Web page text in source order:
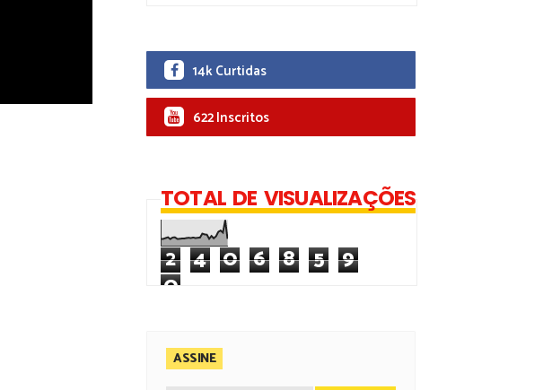
14k Curtidas
622 Inscritos
TOTAL DE VISUALIZAÇÕES
2 4 0 6 8 5 9
0
ASSINE